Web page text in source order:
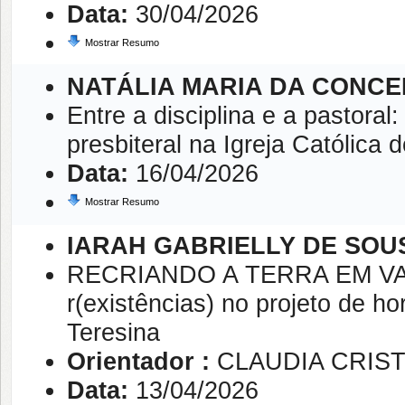
Data: 30/04/2026
Mostrar Resumo
NATÁLIA MARIA DA
Entre a disciplina e a
presbiteral na Igreja Católica
Data: 16/04/2026
Mostrar Resumo
IARAH GABRIELLY DE
RECRIANDO A TERRA EM
r(existências) no projeto de
Teresina
Orientador : CLAUDIA
Data: 13/04/2026